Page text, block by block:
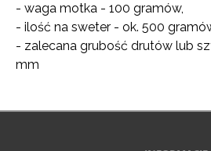
- waga motka - 100 gramów,
- ilość na sweter - ok. 500
- zalecana grubość drutów lub
mm